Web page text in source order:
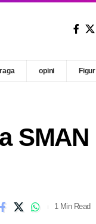
opini Figur
SMAN
1 Min Read